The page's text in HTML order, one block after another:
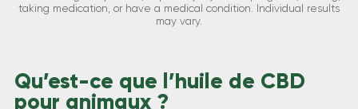
taking medication, or have a medical condition. Individual results
may vary.
Qu’est-ce que l’huile de CBD
pour animaux ?